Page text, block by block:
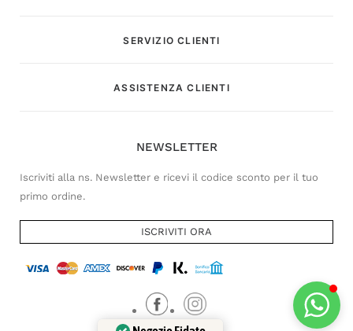
SERVIZIO CLIENTI
ASSISTENZA CLIENTI
NEWSLETTER
Iscriviti alla ns. Newsletter e ricevi il codice sconto per il tuo
primo ordine.
ISCRIVITI ORA
Customer Service